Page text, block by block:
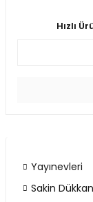
Hızlı
Yayınevleri
Sakin Dükkan